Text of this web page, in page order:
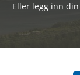
Eller legg inn